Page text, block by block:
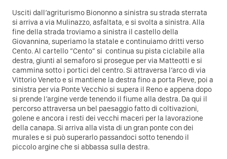
Usciti dall’agriturismo Biononno a sinistra su strada sterrata
si arriva a via Mulinazzo, asfaltata, e si svolta a sinistra. Alla
fine della strada troviamo a sinistra il castello della
Giovannina, superiamo la statale e continuiamo dritti verso
Cento. Al cartello “Cento” si continua su pista ciclabile alla
destra, giunti al semaforo si prosegue per via Matteotti e si
cammina sotto i portici del centro. Si attraversa l’arco di via
Vittorio Veneto e si mantiene la destra fino a porta Pieve, poi a
sinistra per via Ponte Vecchio si supera il Reno e appena dopo
si prende l’argine verde tenendo il fiume alla destra. Da qui il
percorso attraversa un bel paesaggio fatto di coltivazioni,
golene e ancora i resti dei vecchi maceri per la lavorazione
della canapa. Si arriva alla vista di un gran ponte con dei
murales e si può superarlo passandoci sotto tenendo il
piccolo argine che si abbassa sulla destra.